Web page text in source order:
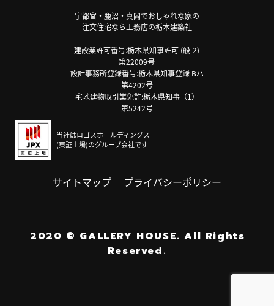
宇都宮・鹿沼・真岡でおしゃれな家の
注文住宅なら工務店の栃木建築社
建設業許可番号:栃木県知事許可 (般-2)
第22009号
設計事務所登録番号:栃木県知事登録 Bハ
第4202号
宅地建物取引業免許:栃木県知事（1）
第5242号
当社はロゴスホールディングス
(東証上場)のグループ会社です
サイトマップ プライバシーポリシー
2020 © GALLERY HOUSE. All Rights
Reserved.